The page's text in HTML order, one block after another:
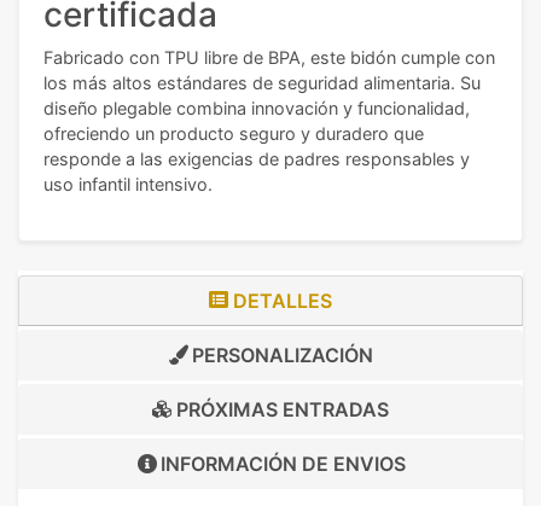
certificada
Fabricado con TPU libre de BPA, este bidón cumple con
los más altos estándares de seguridad alimentaria. Su
diseño plegable combina innovación y funcionalidad,
ofreciendo un producto seguro y duradero que
responde a las exigencias de padres responsables y
uso infantil intensivo.
DETALLES
PERSONALIZACIÓN
PRÓXIMAS ENTRADAS
INFORMACIÓN DE ENVIOS